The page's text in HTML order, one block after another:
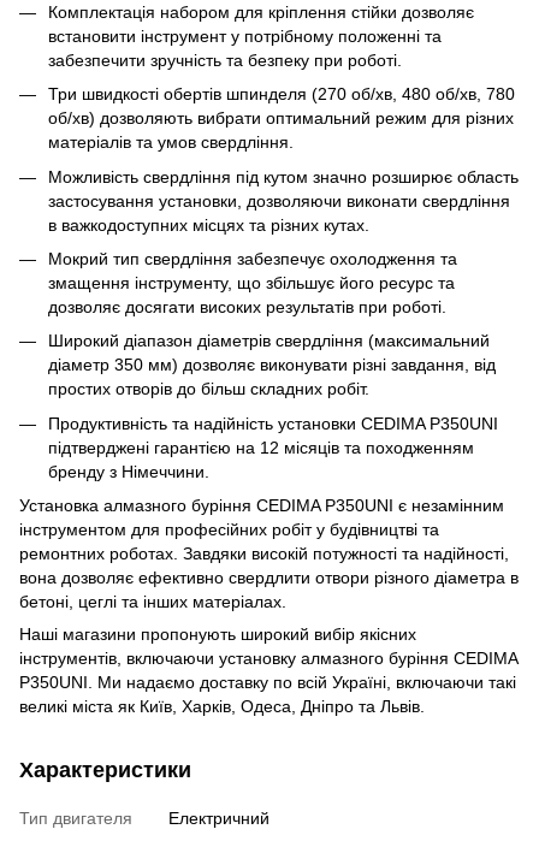
Комплектація набором для кріплення стійки дозволяє
встановити інструмент у потрібному положенні та
забезпечити зручність та безпеку при роботі.
Три швидкості обертів шпинделя (270 об/хв, 480 об/хв, 780
об/хв) дозволяють вибрати оптимальний режим для різних
матеріалів та умов свердління.
Можливість свердління під кутом значно розширює область
застосування установки, дозволяючи виконати свердління
в важкодоступних місцях та різних кутах.
Мокрий тип свердління забезпечує охолодження та
змащення інструменту, що збільшує його ресурс та
дозволяє досягати високих результатів при роботі.
Широкий діапазон діаметрів свердління (максимальний
діаметр 350 мм) дозволяє виконувати різні завдання, від
простих отворів до більш складних робіт.
Продуктивність та надійність установки CEDIMA P350UNI
підтверджені гарантією на 12 місяців та походженням
бренду з Німеччини.
Установка алмазного буріння CEDIMA P350UNI є незамінним
інструментом для професійних робіт у будівництві та
ремонтних роботах. Завдяки високій потужності та надійності,
вона дозволяє ефективно свердлити отвори різного діаметра в
бетоні, цеглі та інших матеріалах.
Наші магазини пропонують широкий вибір якісних
інструментів, включаючи установку алмазного буріння CEDIMA
P350UNI. Ми надаємо доставку по всій Україні, включаючи такі
великі міста як Київ, Харків, Одеса, Дніпро та Львів.
Характеристики
Тип двигателя Електричний